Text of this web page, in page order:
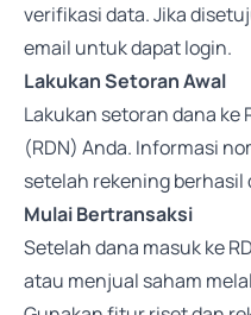
verifikasi data. Jika
email untuk dapat login.
Lakukan Setoran Awal
Lakukan setoran dana ke
(RDN) Anda. Informasi
setelah rekening berhasil
Mulai Bertransaksi
Setelah dana masuk ke
atau menjual saham